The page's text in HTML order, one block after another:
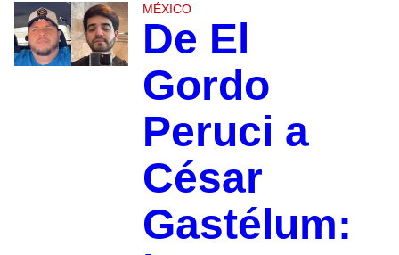
MÉXICO
De El
Gordo
Peruci a
César
Gastélum: